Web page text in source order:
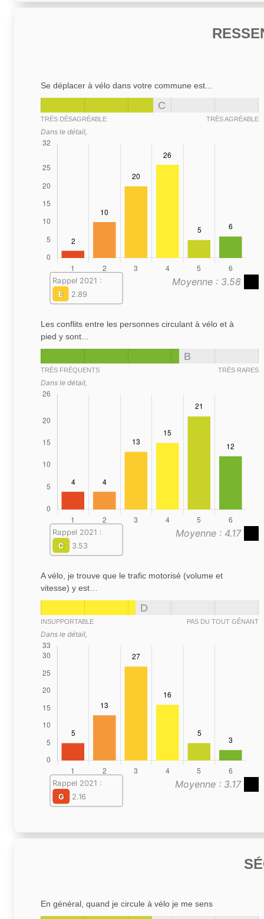
Se déplacer à vélo dans votre commune est...
C
TRÈS DÉSAGRÉABLE TRÈS AGRÉABLE
Dans le détail,
Moyenne : 3.58
Rappel 2021 :
E
2.89
Les conflits entre les personnes circulant à vélo et à
pied y sont...
B
TRÈS FRÉQUENTS TRÈS RARES
Dans le détail,
Moyenne : 4.17
Rappel 2021 :
C
3.53
A vélo, je trouve que le trafic motorisé (volume et
vitesse) y est…
D
INSUPPORTABLE PAS DU TOUT GÊNANT
Dans le détail,
Moyenne : 3.17
Rappel 2021 :
G
2.16
En général, quand je circule à vélo je me sens